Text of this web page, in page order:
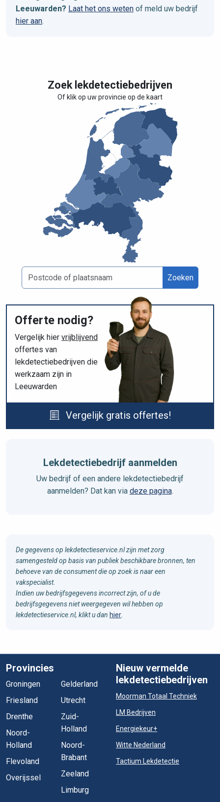
Leeuwarden? Laat het ons weten of meld uw bedrijf
hier aan.
Zoek lekdetectiebedrijven
Of klik op uw provincie op de kaart
Zoeken
Offerte nodig?
Vergelijk hier vrijblijvend
offertes van
lekdetectiebedrijven die
werkzaam zijn in
Leeuwarden
Vergelijk gratis offertes!
Lekdetectiebedrijf aanmelden
Uw bedrijf of een andere lekdetectiebedrijf
aanmelden? Dat kan via deze pagina.
De gegevens op lekdetectieservice.nl zijn met zorg
samengesteld op basis van publiek beschikbare bronnen, ten
behoeve van de consument die op zoek is naar een
vakspecialist.
Indien uw bedrijfsgegevens incorrect zijn, of u de
bedrijfsgegevens niet weergegeven wil hebben op
lekdetectieservice.nl, klikt u dan hier
Provincies
Groningen
Friesland
Drenthe
Noord-
Holland
Flevoland
Overijssel
Gelderland
Utrecht
Zuid-
Holland
Noord-
Brabant
Zeeland
Limburg
Nieuw vermelde
lekdetectiebedrijven
Moorman Totaal Techniek
LM Bedrijven
Energiekeur+
Witte Nederland
Tactium Lekdetectie